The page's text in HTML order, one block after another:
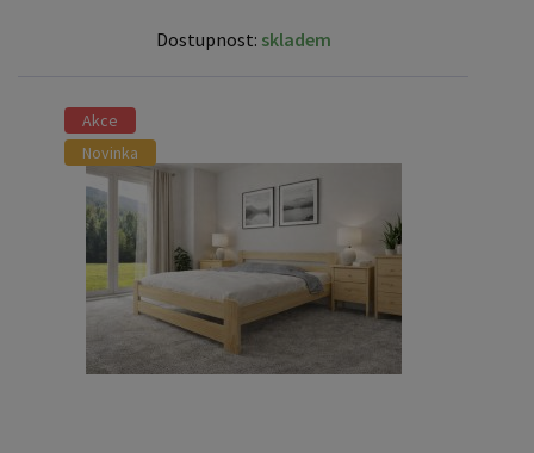
Dostupnost: skladem
Akce
Novinka